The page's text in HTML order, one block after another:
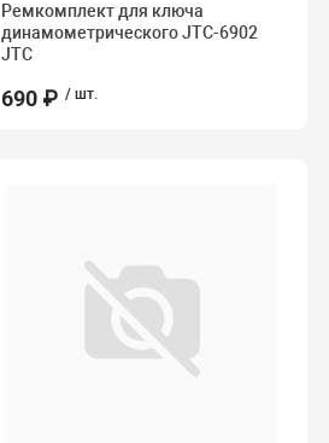
Ремкомплект для ключа
динамометрического JTC-6902
JTC
690 ₽ / шт.